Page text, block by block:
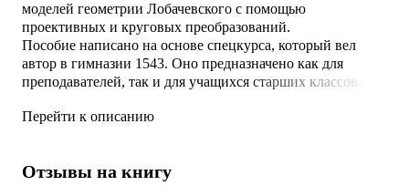
моделей геометрии Лобачевского с помощью
проективных и круговых преобразований.
Пособие написано на основе спецкурса, который вел
автор в гимназии 1543. Оно предназначено как для
преподавателей, так и для учащихся старших классов.
Перейти к описанию
Отзывы на книгу